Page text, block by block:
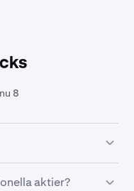
8
av verkliga
aktier?